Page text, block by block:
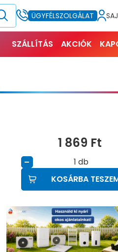
ÜGYFÉLSZOLGÁLAT
SZÁLLÍTÁS AKCIÓK
1 869 Ft
– db
KOSÁRBA